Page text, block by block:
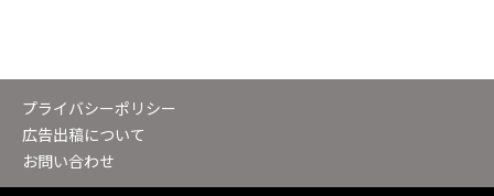
プライバシーポリシー
広告出稿について
お問い合わせ